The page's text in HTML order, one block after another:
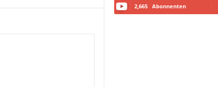
2,665 Abonnenten